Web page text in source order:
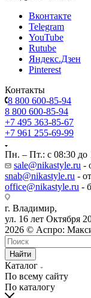
Вконтакте
Telegram
YouTube
Rutube
Яндекс.Дзен
Pinterest
Контакты
8 800 600-85-94
8 800 600-85-94
+7 495 363-85-67
+7 961 255-69-99
Пн. – Пт.: с 08:30 до
sale@nikastyle.ru -
snab@nikastyle.ru -
office@nikastyle.ru -
г. Владимир,
ул. 16 лет Октября
2026 © Аспро:
Найти
Каталог
По всему сайту
По каталогу